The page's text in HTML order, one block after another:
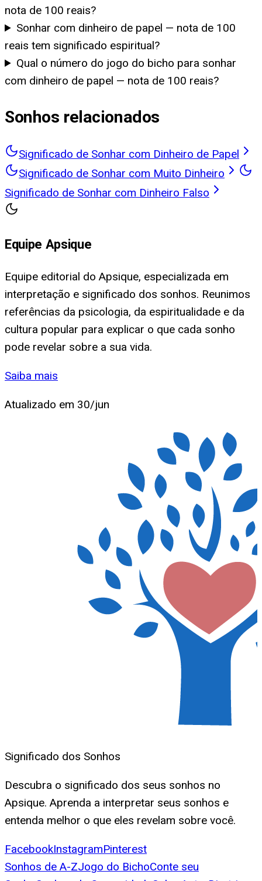
nota de 100 reais?
Sonhar com dinheiro de papel — nota de 100
reais tem significado espiritual?
Qual o número do jogo do bicho para sonhar
com dinheiro de papel — nota de 100 reais?
Sonhos relacionados
Significado de Sonhar com Dinheiro de Papel
Significado de Sonhar com Muito Dinheiro
Significado de Sonhar com Dinheiro Falso
Equipe Apsique
Equipe editorial do Apsique, especializada em
interpretação e significado dos sonhos. Reunimos
referências da psicologia, da espiritualidade e da
cultura popular para explicar o que cada sonho
pode revelar sobre a sua vida.
Saiba mais
Atualizado em 30/jun
Significado dos Sonhos
Descubra o significado dos seus sonhos no
Apsique. Aprenda a interpretar seus sonhos e
entenda melhor o que eles revelam sobre você.
FacebookInstagramPinterest
Sonhos de A-ZJogo do BichoConte seu